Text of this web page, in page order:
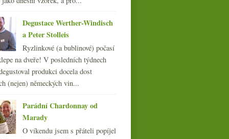
Houby kam se podíváš a
výhody ochutnávky
Frankovka 2004 z Dobré Vinice
června(25)
května(24)
dubna(23)
března(19)
února(24)
ledna(24)
(108)
Degustace Werther-Windisch
a Peter Stolleis
Ryzlinkové (a bublinové) počasí
na dveře! V posledních týdnech
produkci docela dost
(nejen) německých vin...
Parádní Chardonnay od
Marady
O víkendu jsem s přáteli popíjel